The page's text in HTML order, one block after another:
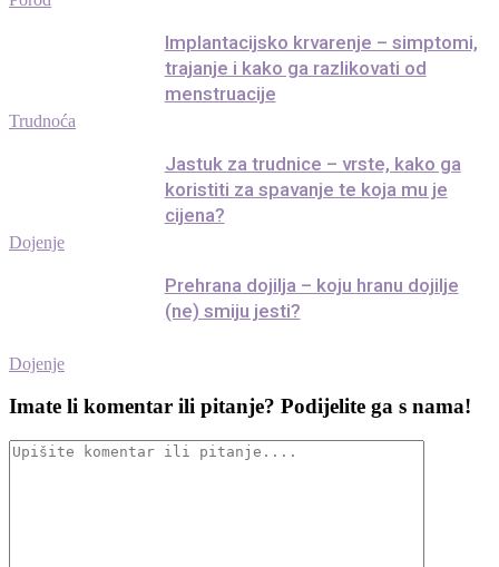
Trudnoća
Implantacijsko krvarenje – simptomi,
trajanje i kako ga razlikovati od
menstruacije
Dojenje
Jastuk za trudnice – vrste, kako ga
koristiti za spavanje te koja mu je
cijena?
Dojenje
Prehrana dojilja – koju hranu dojilje
(ne) smiju jesti?
Imate li komentar ili pitanje? Podijelite ga s nama!